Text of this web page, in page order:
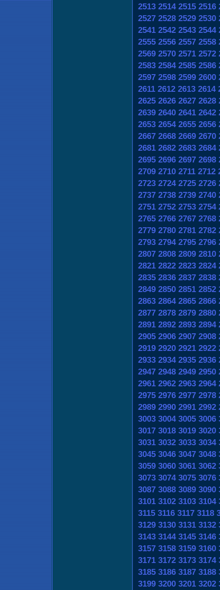
2513 2514 2515 2516
2527 2528 2529 2530
2541 2542 2543 2544
2555 2556 2557 2558
2569 2570 2571 2572
2583 2584 2585 2586
2597 2598 2599 2600
2611 2612 2613 2614
2625 2626 2627 2628
2639 2640 2641 2642
2653 2654 2655 2656
2667 2668 2669 2670
2681 2682 2683 2684
2695 2696 2697 2698
2709 2710 2711 2712
2723 2724 2725 2726
2737 2738 2739 2740
2751 2752 2753 2754
2765 2766 2767 2768
2779 2780 2781 2782
2793 2794 2795 2796
2807 2808 2809 2810
2821 2822 2823 2824
2835 2836 2837 2838
2849 2850 2851 2852
2863 2864 2865 2866
2877 2878 2879 2880
2891 2892 2893 2894
2905 2906 2907 2908
2919 2920 2921 2922
2933 2934 2935 2936
2947 2948 2949 2950
2961 2962 2963 2964
2975 2976 2977 2978
2989 2990 2991 2992
3003 3004 3005 3006
3017 3018 3019 3020
3031 3032 3033 3034
3045 3046 3047 3048
3059 3060 3061 3062
3073 3074 3075 3076
3087 3088 3089 3090
3101 3102 3103 3104
3115 3116 3117 3118
3129 3130 3131 3132
3143 3144 3145 3146
3157 3158 3159 3160
3171 3172 3173 3174
3185 3186 3187 3188
3199 3200 3201 3202